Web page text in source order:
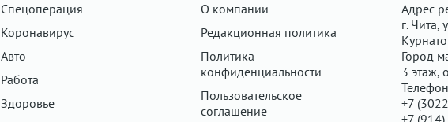
Спецоперация
Коронавирус
Авто
Работа
Здоровье
О компании
Редакционная политика
Политика
конфиденциальности
Пользовательское
соглашение
Адрес
г. Чита,
Город
3 этаж,
+7
+7